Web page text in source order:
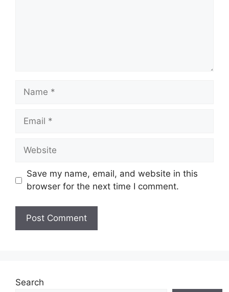
Name
Email
Website
Save my name, email, and website in this
browser for the next time I comment.
Search